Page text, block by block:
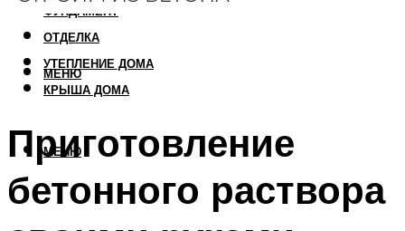
ФУНДАМЕНТ
ОТДЕЛКА
УТЕПЛЕНИЕ ДОМА
КРЫША ДОМА
МЕНЮ
МЕНЮ
Приготовление
бетонного раствора